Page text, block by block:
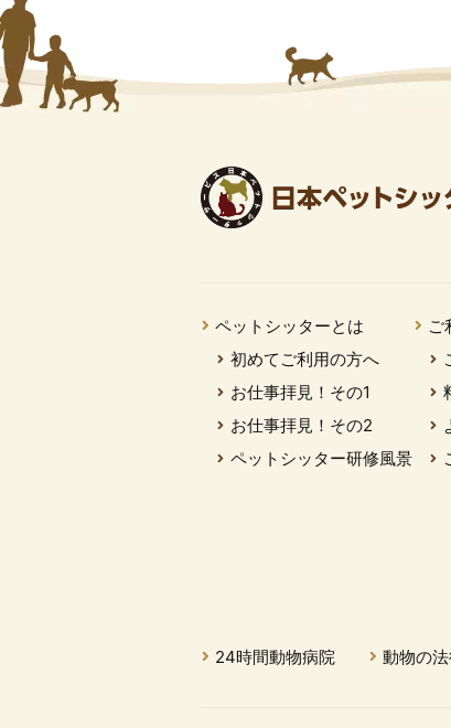
ペットシッターとは
初めてご利用の方へ
お仕事拝見！その1
お仕事拝見！その2
ペットシッター研修風景
ご
24時間動物病院 動物の